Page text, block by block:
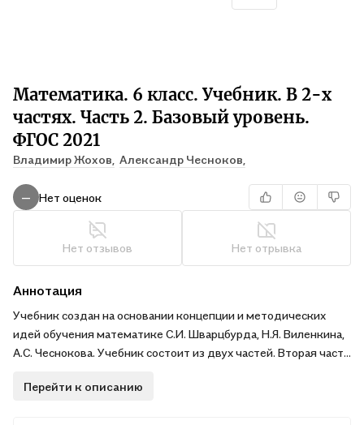
Математика. 6 класс. Учебник. В 2-х
частях. Часть 2. Базовый уровень.
ФГОС 2021
Владимир Жохов, Александр Чесноков,
— Нет оценок
Нет отзывов Нет отрывка
Аннотация
Учебник создан на основании концепции и методических
идей обучения математике С.И. Шварцбурда, Н.Я. Виленкина,
А.С. Чеснокова. Учебник состоит из двух частей. Вторая часть
решению уравнений и представлению числовой информации
Перейти к описанию